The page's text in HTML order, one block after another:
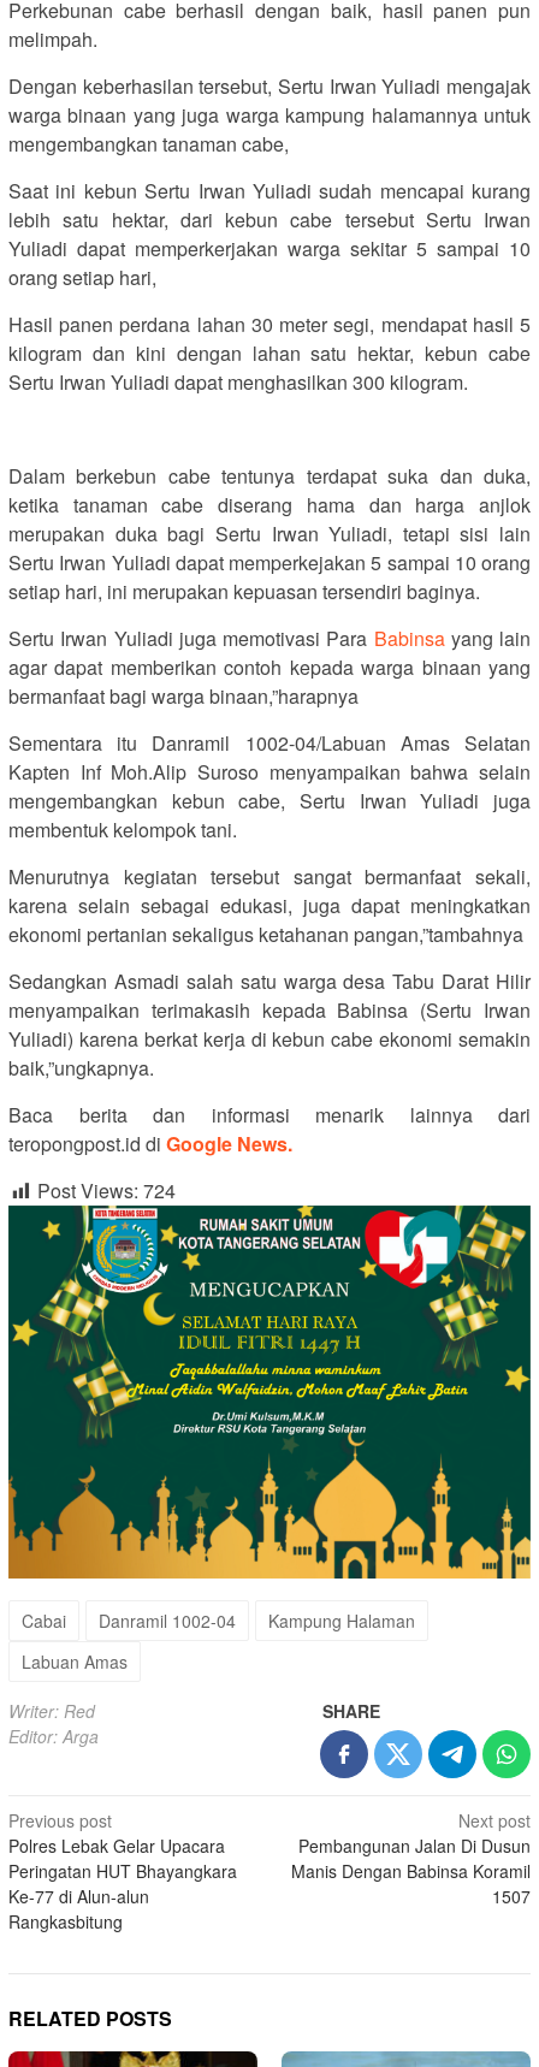
Perkebunan cabe berhasil dengan baik, hasil panen pun
melimpah.
Dengan keberhasilan tersebut, Sertu Irwan Yuliadi mengajak
warga binaan yang juga warga kampung halamannya untuk
mengembangkan tanaman cabe,
Saat ini kebun Sertu Irwan Yuliadi sudah mencapai kurang
lebih satu hektar, dari kebun cabe tersebut Sertu Irwan
Yuliadi dapat memperkerjakan warga sekitar 5 sampai 10
orang setiap hari,
Hasil panen perdana lahan 30 meter segi, mendapat hasil 5
kilogram dan kini dengan lahan satu hektar, kebun cabe
Sertu Irwan Yuliadi dapat menghasilkan 300 kilogram.
Dalam berkebun cabe tentunya terdapat suka dan duka,
ketika tanaman cabe diserang hama dan harga anjlok
merupakan duka bagi Sertu Irwan Yuliadi, tetapi sisi lain
Sertu Irwan Yuliadi dapat memperkejakan 5 sampai 10 orang
setiap hari, ini merupakan kepuasan tersendiri baginya.
Sertu Irwan Yuliadi juga memotivasi Para Babinsayang lain
agar dapat memberikan contoh kepada warga binaan yang
bermanfaat bagi warga binaan,”harapnya
Sementara itu Danramil 1002-04/Labuan Amas Selatan
Kapten Inf Moh.Alip Suroso menyampaikan bahwa selain
mengembangkan kebun cabe, Sertu Irwan Yuliadi juga
membentuk kelompok tani.
Menurutnya kegiatan tersebut sangat bermanfaat sekali,
karena selain sebagai edukasi, juga dapat meningkatkan
ekonomi pertanian sekaligus ketahanan pangan,”tambahnya
Sedangkan Asmadi salah satu warga desa Tabu Darat Hilir
menyampaikan terimakasih kepada Babinsa (Sertu Irwan
Yuliadi) karena berkat kerja di kebun cabe ekonomi semakin
baik,”ungkapnya.
Baca berita dan informasi menarik lainnya dari
teropongpost.id di Google News.
Post Views: 724
Cabai Danramil 1002-04
Kampung Halaman
Labuan Amas
Writer: Red
Editor: Arga
SHARE
Post
navigation
Previous post
Polres Lebak Gelar Upacara
Peringatan HUT Bhayangkara
Ke-77 di Alun-alun
Rangkasbitung
Next post
Pembangunan Jalan Di Dusun
Manis Dengan Babinsa Koramil
1507
RELATED POSTS